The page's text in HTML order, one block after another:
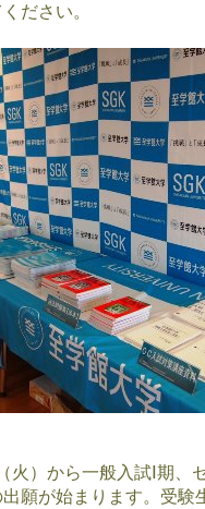
ださい。
火）から一般入試Ⅰ期、
願が始まります。受験